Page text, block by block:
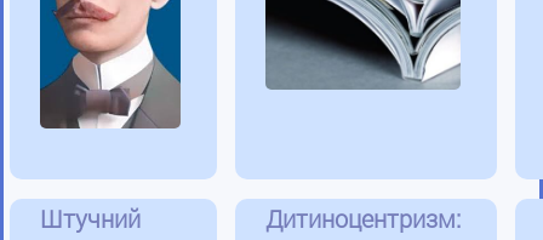
Штучний
Дитиноцентризм: